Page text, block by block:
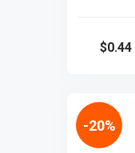
$0.44
-20%